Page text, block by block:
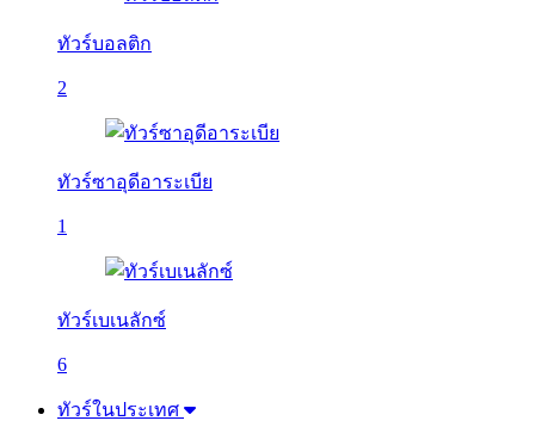
ทัวร์บอลติก
2
ทัวร์ซาอุดีอาระเบีย
1
ทัวร์เบเนลักซ์
6
ทัวร์ในประเทศ